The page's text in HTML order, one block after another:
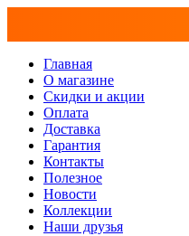
Главная
О магазине
Скидки и акции
Оплата
Доставка
Гарантия
Контакты
Полезное
Новости
Коллекции
Наши друзья